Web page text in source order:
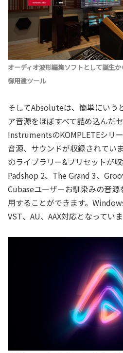
オーディオ波形編集ソフトとして誕生
御用達ツール
そしてAbsoluteは、簡単にいう
ア音源をほぼすべて詰め込んだ
InstrumentsのKOMPLETEシリ
音源、サウンドが収録されてい
のライブラリー&プリセットが
Padshop 2、The Grand 3、
Cubaseユーザーお馴染みの音源
用することができます。
VST、AU、AAX対応となっていま